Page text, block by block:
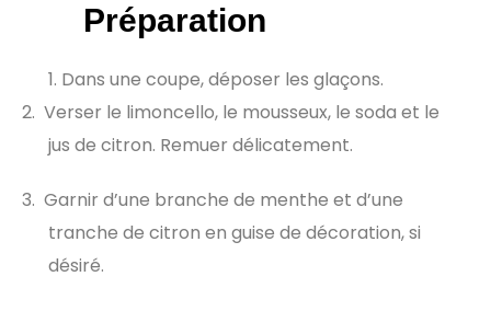
Préparation
Dans une coupe, déposer les glaçons.
2. Verser le limoncello, le mousseux, le soda et le
jus de citron. Remuer délicatement.
3. Garnir d’une branche de menthe et d’une
tranche de citron en guise de décoration, si
désiré.